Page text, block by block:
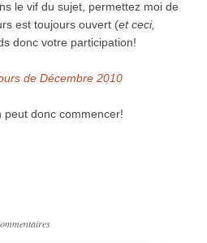
le vif du sujet, permettez moi de
est toujours ouvert (et ceci,
donc votre participation!
de Décembre 2010
peut donc commencer!